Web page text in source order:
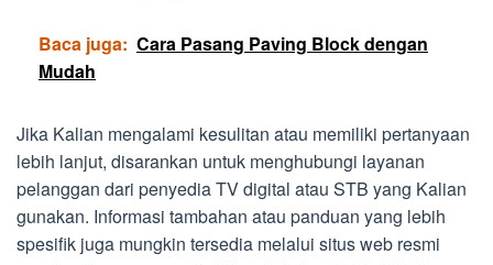
Baca juga: Cara Pasang Paving Block dengan
Mudah
Jika Kalian mengalami kesulitan atau memiliki pertanyaan
lebih lanjut, disarankan untuk menghubungi layanan
pelanggan dari penyedia TV digital atau STB yang Kalian
gunakan. Informasi tambahan atau panduan yang lebih
spesifik juga mungkin tersedia melalui situs web resmi